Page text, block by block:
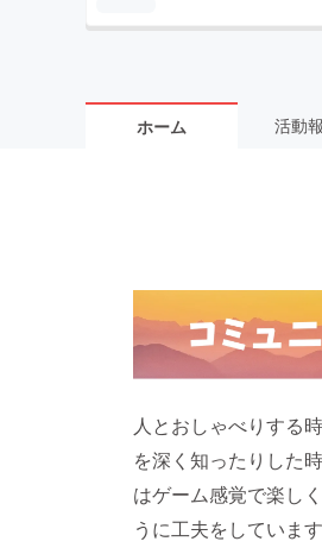
ホーム 活動
人とおしゃべりする
を深く知ったりした
はゲーム感覚で楽し
うに工夫をしていま